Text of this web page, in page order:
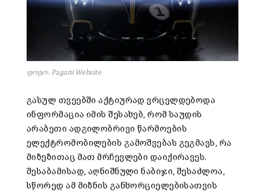
ფოტო: Pagani Website
გასულ თვეებში აქტიურად ვრცელდებოდა
ინფორმაცია იმის შესახებ, რომ საუდის
არაბეთი ადგილობრივი წარმოების
ელექტრომობილების გამოშვებას გეგმავს, რა
მიზეზითაც მათ მრჩევლები დაიქირავეს.
შესაბამისად, აღნიშნული ნაბიჯი, შესაძლოა,
სწორედ ამ მიზნის განხორციელებისათვის